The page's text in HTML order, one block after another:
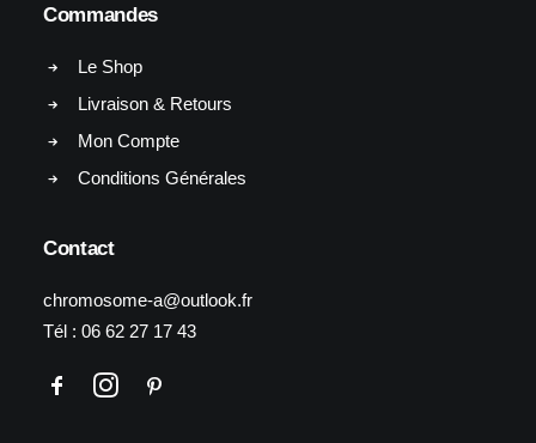
Commandes
Le Shop
Livraison & Retours
Mon Compte
Conditions Générales
Contact
chromosome-a@outlook.fr
Tél : 06 62 27 17 43